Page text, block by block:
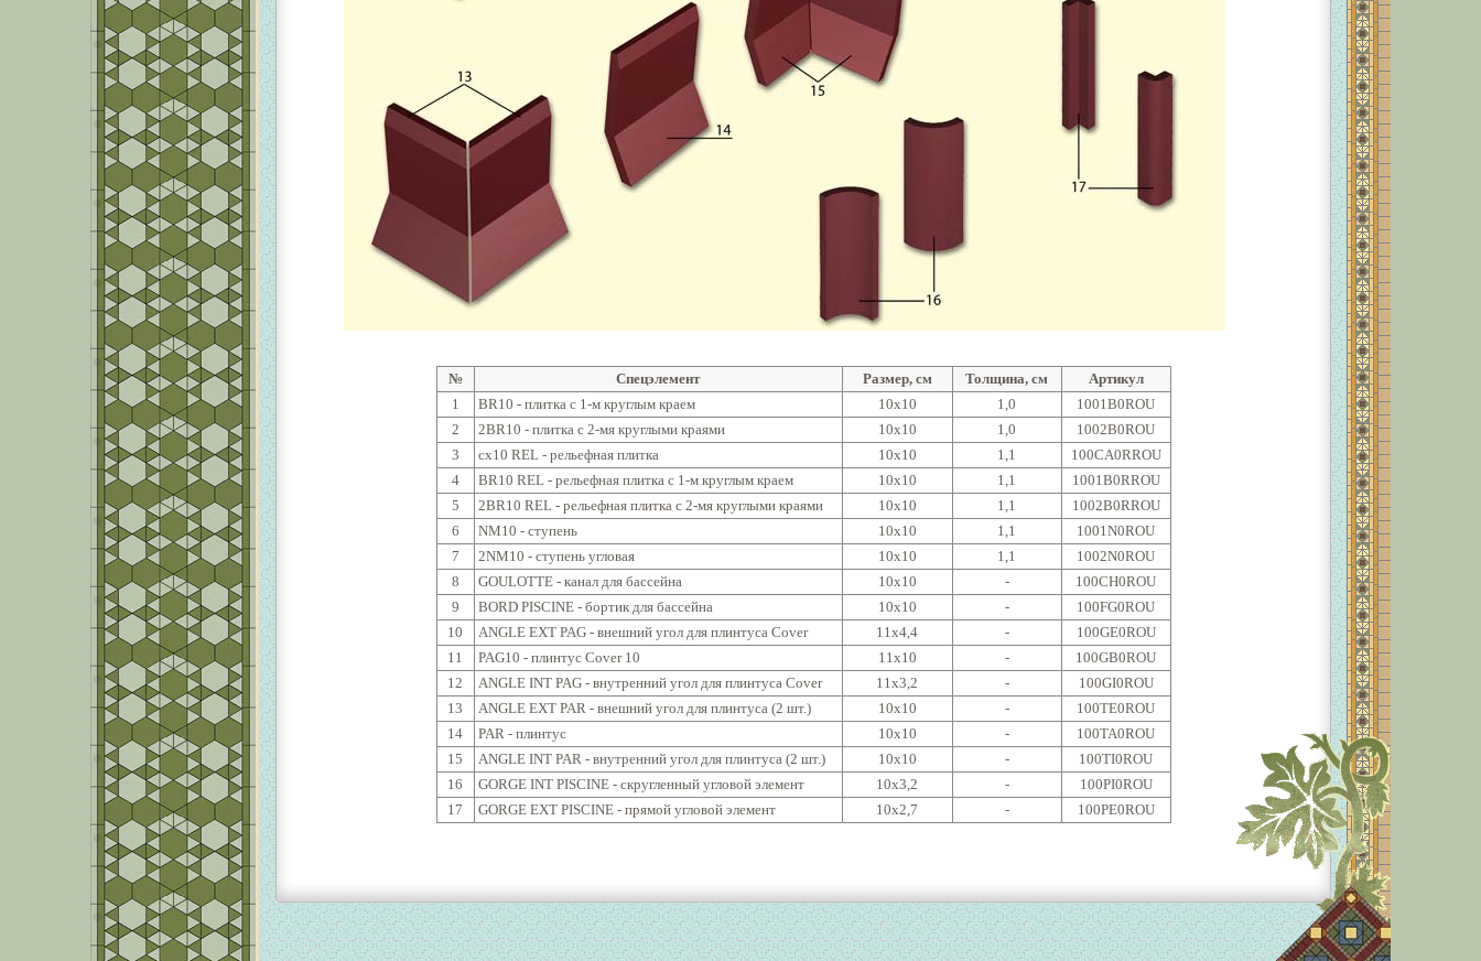
№ Спецэлемент Размер, см Толщина, см
Артикул
1
BR10 - плитка с 1-м круглым краем 10x10 1,0
1001B0ROU
2
2BR10 - плитка с 2-мя круглыми краями 10x10 1,0
1002B0ROU
3
cx10 REL - рельефная плитка 10x10 1,1
100CA0RROU
4
BR10 REL - рельефная плитка с 1-м круглым краем 10x10 1,1
1001B0RROU
5
2BR10 REL - рельефная плитка с 2-мя круглыми краями 10x10 1,1
1002B0RROU
6
NM10 - ступень 10x10 1,1
1001N0ROU
7
2NM10 - ступень угловая 10x10 1,1
1002N0ROU
8
GOULOTTE - канал для бассейна 10x10 -
100CH0ROU
9
BORD PISCINE - бортик для бассейна 10x10 -
100FG0ROU
10
ANGLE EXT PAG - внешний угол для плинтуса Cover 11x4,4 -
100GE0ROU
11
PAG10 - плинтус Cover 10 11x10 -
100GB0ROU
12
ANGLE INT PAG - внутренний угол для плинтуса Cover 11x3,2 -
100GI0ROU
13
ANGLE EXT PAR - внешний угол для плинтуса (2 шт.) 10x10 -
100TE0ROU
14
PAR - плинтус 10x10 -
100TA0ROU
15
ANGLE INT PAR - внутренний угол для плинтуса (2 шт.) 10x10 -
100TI0ROU
16
GORGE INT PISCINE - скругленный угловой элемент 10x3,2 -
100PI0ROU
17
GORGE EXT PISCINE - прямой угловой элемент 10x2,7 - 100PE0ROU